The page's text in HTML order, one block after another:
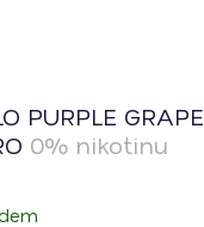
PURPLE GRAPE
0% nikotinu